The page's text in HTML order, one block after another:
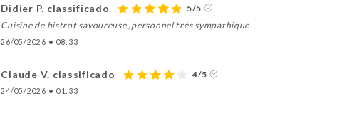
Didier P. classificado
5/5
Cuisine de bistrot savoureuse ,personnel très sympathique
26/05/2026 • 08:33
Claude V. classificado 4/5
24/05/2026 • 01:33